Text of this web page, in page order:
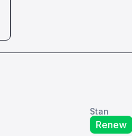
Stan
Renew